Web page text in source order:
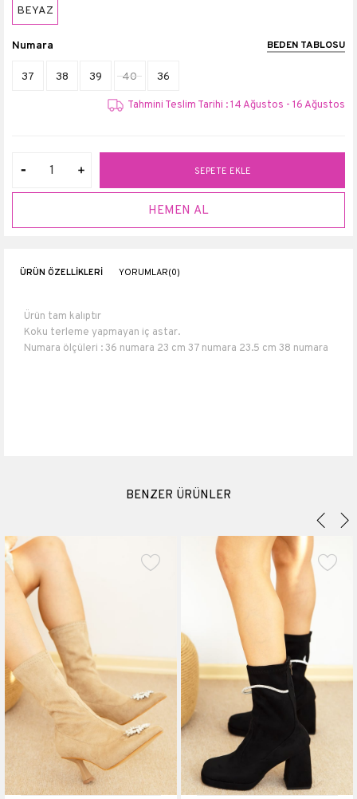
BEYAZ
Numara BEDEN TABLOSU
37 38 39 40 36
Tahmini Teslim Tarihi : 14 Ağustos - 16 Ağustos
ÜRÜN ÖZELLIKLERI YORUMLAR(0)
Ürün tam kalıptır
Koku terleme yapmayan iç astar.
Numara ölçüleri : 36 numara 23 cm 37 numara 23.5 cm 38 numara
BENZER ÜRÜNLER